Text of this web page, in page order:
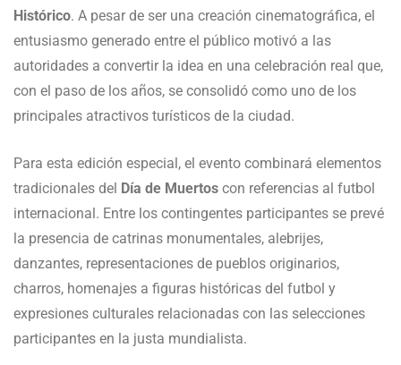
Histórico. A pesar de ser una creación cinematográfica, el
entusiasmo generado entre el público motivó a las
autoridades a convertir la idea en una celebración real que,
con el paso de los años, se consolidó como uno de los
principales atractivos turísticos de la ciudad.
Para esta edición especial, el evento combinará elementos
tradicionales del Día de Muertos con referencias al futbol
internacional. Entre los contingentes participantes se prevé
la presencia de catrinas monumentales, alebrijes,
danzantes, representaciones de pueblos originarios,
charros, homenajes a figuras históricas del futbol y
expresiones culturales relacionadas con las selecciones
participantes en la justa mundialista.